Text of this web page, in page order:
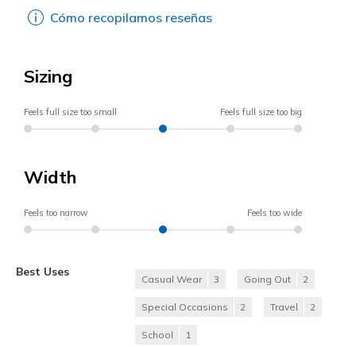
Cómo recopilamos reseñas
Sizing
Feels full size too small Feels full size too big
Width
Feels too narrow Feels too wide
Best Uses
Casual Wear 3 Going Out 2
Special Occasions 2 Travel 2
School 1